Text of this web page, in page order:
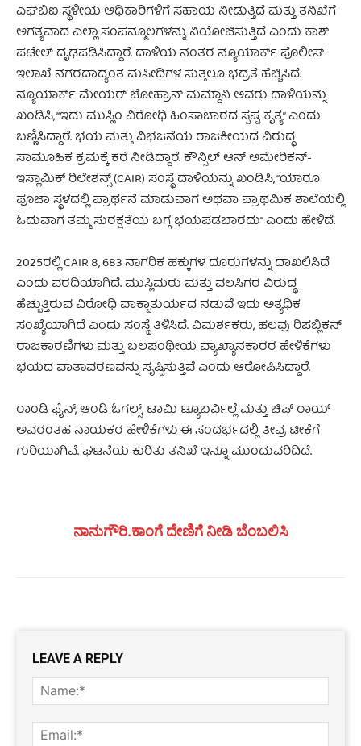
ಎಫ್‌ಬಿಐ ಸ್ಥಳೀಯ ಅಧಿಕಾರಿಗಳಿಗೆ ಸಹಾಯ ನೀಡುತ್ತಿದೆ ಮತ್ತು ತನಿಖೆಗೆ
ಅಗತ್ಯವಾದ ಎಲ್ಲಾ ಸಂಪನ್ಮೂಲಗಳನ್ನು ನಿಯೋಜಿಸುತ್ತಿದೆ ಎಂದು ಕಾಶ್
ಪಟೇಲ್ ದೃಢಪಡಿಸಿದ್ದಾರೆ. ದಾಳಿಯ ನಂತರ ನ್ಯೂಯಾರ್ಕ್ ಪೊಲೀಸ್
ಇಲಾಖೆ ನಗರದಾದ್ಯಂತ ಮಸೀದಿಗಳ ಸುತ್ತಲೂ ಭದ್ರತೆ ಹೆಚ್ಚಿಸಿದೆ.
ನ್ಯೂಯಾರ್ಕ್ ಮೇಯರ್ ಜೋಹ್ರಾನ್ ಮಮ್ದಾನಿ ಅವರು ದಾಳಿಯನ್ನು
ಖಂಡಿಸಿ, “ಇದು ಮುಸ್ಲಿಂ ವಿರೋಧಿ ಹಿಂಸಾಚಾರದ ಸ್ಪಷ್ಟ ಕೃತ್ಯ” ಎಂದು
ಬಣ್ಣಿಸಿದ್ದಾರೆ. ಭಯ ಮತ್ತು ವಿಭಜನೆಯ ರಾಜಕೀಯದ ವಿರುದ್ಧ
ಸಾಮೂಹಿಕ ಕ್ರಮಕ್ಕೆ ಕರೆ ನೀಡಿದ್ದಾರೆ. ಕೌನ್ಸಿಲ್ ಆನ್ ಅಮೇರಿಕನ್-
ಇಸ್ಲಾಮಿಕ್ ರಿಲೇಶನ್ಸ್ (CAIR) ಸಂಸ್ಥೆ ದಾಳಿಯನ್ನು ಖಂಡಿಸಿ, “ಯಾರೂ
ಪೂಜಾ ಸ್ಥಳದಲ್ಲಿ ಪ್ರಾರ್ಥನೆ ಮಾಡುವಾಗ ಅಥವಾ ಪ್ರಾಥಮಿಕ ಶಾಲೆಯಲ್ಲಿ
ಓದುವಾಗ ತಮ್ಮ ಸುರಕ್ಷತೆಯ ಬಗ್ಗೆ ಭಯಪಡಬಾರದು” ಎಂದು ಹೇಳಿದೆ.
2025ರಲ್ಲಿ CAIR 8, 683 ನಾಗರಿಕ ಹಕ್ಕುಗಳ ದೂರುಗಳನ್ನು ದಾಖಲಿಸಿದೆ
ಎಂದು ವರದಿಯಾಗಿದೆ. ಮುಸ್ಲಿಮರು ಮತ್ತು ವಲಸಿಗರ ವಿರುದ್ಧ
ಹೆಚ್ಚುತ್ತಿರುವ ವಿರೋಧಿ ವಾಕ್ಚಾತುರ್ಯದ ನಡುವೆ ಇದು ಅತ್ಯಧಿಕ
ಸಂಖ್ಯೆಯಾಗಿದೆ ಎಂದು ಸಂಸ್ಥೆ ತಿಳಿಸಿದೆ. ವಿಮರ್ಶಕರು, ಹಲವು ರಿಪಬ್ಲಿಕನ್
ರಾಜಕಾರಣಿಗಳು ಮತ್ತು ಬಲಪಂಥೀಯ ವ್ಯಾಖ್ಯಾನಕಾರರ ಹೇಳಿಕೆಗಳು
ಭಯದ ವಾತಾವರಣವನ್ನು ಸೃಷ್ಟಿಸುತ್ತಿವೆ ಎಂದು ಆರೋಪಿಸಿದ್ದಾರೆ.
ರಾಂಡಿ ಫೈನ್, ಆಂಡಿ ಓಗಲ್ಸ್, ಟಾಮಿ ಟ್ಯೂಬರ್ವಿಲ್ಲೆ ಮತ್ತು ಚಿಪ್ ರಾಯ್
ಅವರಂತಹ ನಾಯಕರ ಹೇಳಿಕೆಗಳು ಈ ಸಂದರ್ಭದಲ್ಲಿ ತೀವ್ರ ಟೀಕೆಗೆ
ಗುರಿಯಾಗಿವೆ. ಘಟನೆಯ ಕುರಿತು ತನಿಖೆ ಇನ್ನೂ ಮುಂದುವರಿದಿದೆ.
ನಾನುಗೌರಿ.ಕಾಂಗೆ ದೇಣಿಗೆ ನೀಡಿ ಬೆಂಬಲಿಸಿ
LEAVE A REPLY